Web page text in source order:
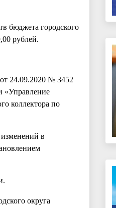
бюджета городского
рублей.
24.09.2020 № 3452
«Управление
коллектора по
в
округа